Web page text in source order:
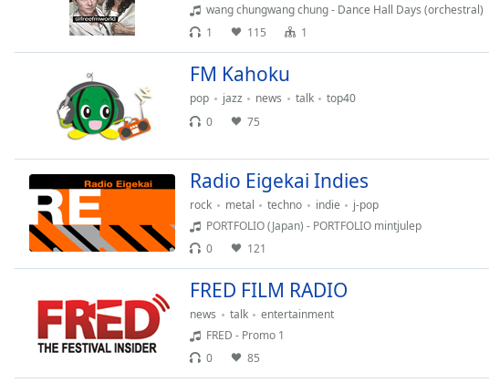
wang chungwang chung - Dance Hall Days (orchestral)
1
115 1
FM Kahoku
pop jazz news talk
top40
0
75
Radio Eigekai Indies
rock metal techno indie
j-pop
PORTFOLIO (Japan) - PORTFOLIO mintjulep
0
121
FRED FILM RADIO
news talk
entertainment
FRED - Promo 1
0
85